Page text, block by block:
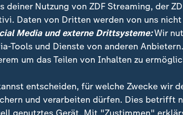
zur Kenntnis nehmen und
zum Copernicus-Bericht
deiner Nutzung von ZDF Streaming, der
Daten von Dritten werden von uns
Media und externe Drittsysteme:Wir
Tools und Dienste von anderen
um das Teilen von Inhalten zu
entscheiden, für welche Zwecke wir
und verarbeiten dürfen. Dies betrifft